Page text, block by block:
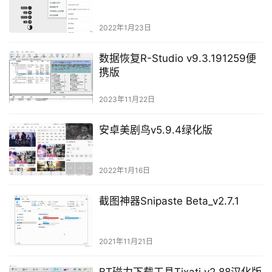
2022年1月23日
数据恢复R-Studio v9.3.191259便
携版
2023年11月22日
安卓美剧鸟v5.9.4绿化版
2022年1月16日
截图神器Snipaste Beta_v2.7.1
2021年11月21日